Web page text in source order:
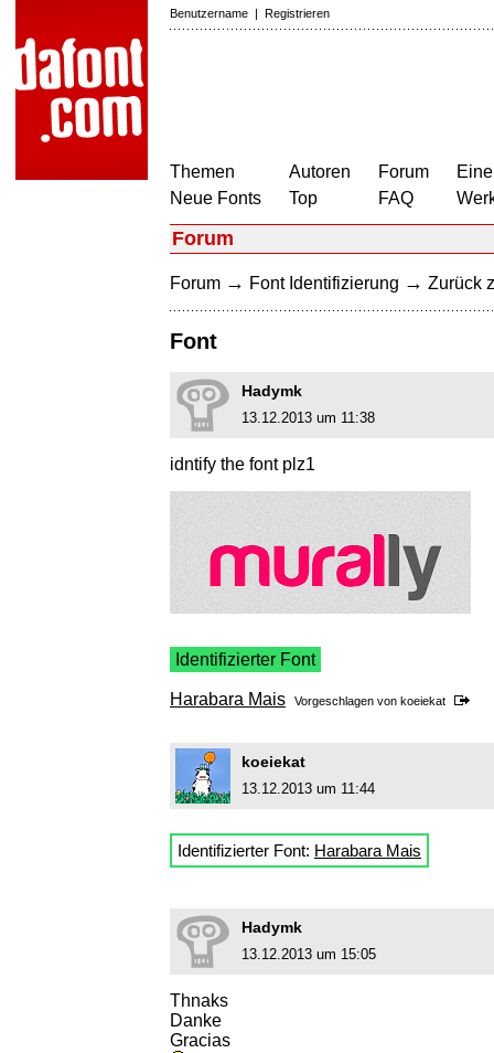
Benutzername | Registrieren
Themen
Neue Fonts
Autoren
Top
Forum
FAQ
Forum
Forum → Font Identifizierung → Zurück
Font
Hadymk
13.12.2013 um 11:38
idntify the font plz1
Identifizierter Font
Harabara Mais Vorgeschlagen von koeiekat
koeiekat
13.12.2013 um 11:44
Identifizierter Font: Harabara Mais
Hadymk
13.12.2013 um 15:05
Thnaks
Danke
Gracias